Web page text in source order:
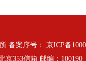
备案序号： 京ICP备
京353信箱 邮编：100190